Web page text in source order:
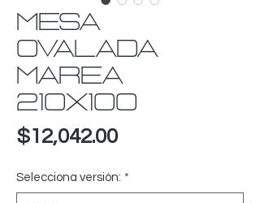
MESA
OVALADA
MAREA
210X100
$12,042.00Precio
Selecciona versión: *